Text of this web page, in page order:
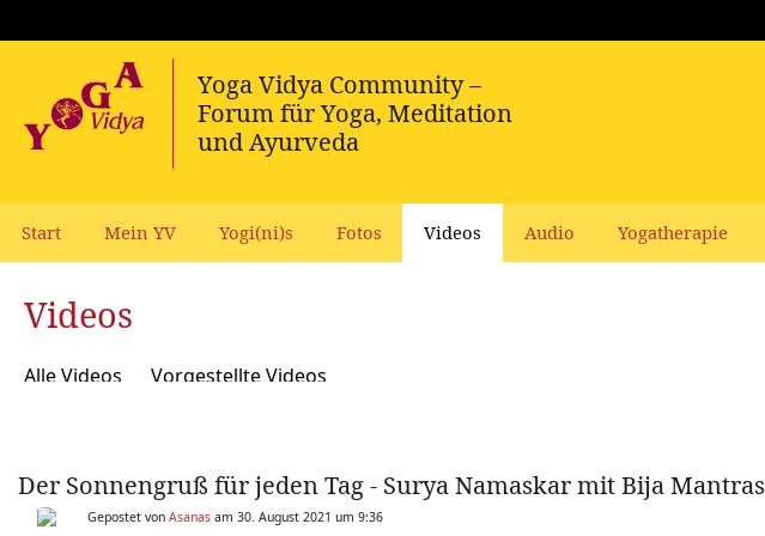
Start Mein YV Yogi(ni)s Fotos Videos Audio Yogatherapie
Videos
Alle Videos Vorgestellte Videos
Der Sonnengruß für jeden Tag - Surya Namaskar mit Bija Mantras
Gepostet von Asanas am 30. August 2021 um 9:36